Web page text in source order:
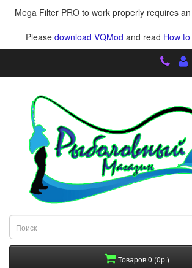
Mega Filter PRO to work properly requires
Please download VQMod and read How
Товаров 0 (0р.)